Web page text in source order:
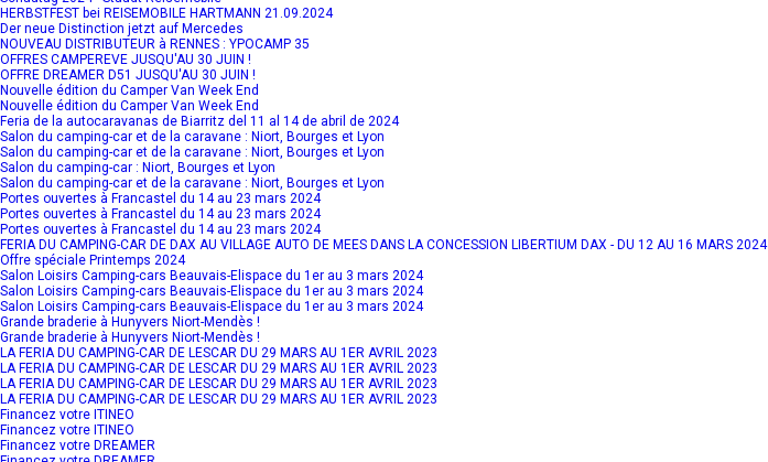
HERBSTFEST bei REISEMOBILE HARTMANN 21.09.2024
Der neue Distinction jetzt auf Mercedes
NOUVEAU DISTRIBUTEUR à RENNES : YPOCAMP 35
OFFRES CAMPEREVE JUSQU'AU 30 JUIN !
OFFRE DREAMER D51 JUSQU'AU 30 JUIN !
Nouvelle édition du Camper Van Week End
Nouvelle édition du Camper Van Week End
Feria de la autocaravanas de Biarritz del 11 al 14 de abril de 2024
Salon du camping-car et de la caravane : Niort, Bourges et Lyon
Salon du camping-car et de la caravane : Niort, Bourges et Lyon
Salon du camping-car : Niort, Bourges et Lyon
Salon du camping-car et de la caravane : Niort, Bourges et Lyon
Portes ouvertes à Francastel du 14 au 23 mars 2024
Portes ouvertes à Francastel du 14 au 23 mars 2024
Portes ouvertes à Francastel du 14 au 23 mars 2024
FERIA DU CAMPING-CAR DE DAX AU VILLAGE AUTO DE MEES DANS LA CONCESSION LIBERTIUM DAX - DU 12 AU 16 MARS 2024
Offre spéciale Printemps 2024
Salon Loisirs Camping-cars Beauvais-Elispace du 1er au 3 mars 2024
Salon Loisirs Camping-cars Beauvais-Elispace du 1er au 3 mars 2024
Salon Loisirs Camping-cars Beauvais-Elispace du 1er au 3 mars 2024
Grande braderie à Hunyvers Niort-Mendès !
Grande braderie à Hunyvers Niort-Mendès !
LA FERIA DU CAMPING-CAR DE LESCAR DU 29 MARS AU 1ER AVRIL 2023
LA FERIA DU CAMPING-CAR DE LESCAR DU 29 MARS AU 1ER AVRIL 2023
LA FERIA DU CAMPING-CAR DE LESCAR DU 29 MARS AU 1ER AVRIL 2023
LA FERIA DU CAMPING-CAR DE LESCAR DU 29 MARS AU 1ER AVRIL 2023
Financez votre ITINEO
Financez votre ITINEO
Financez votre DREAMER